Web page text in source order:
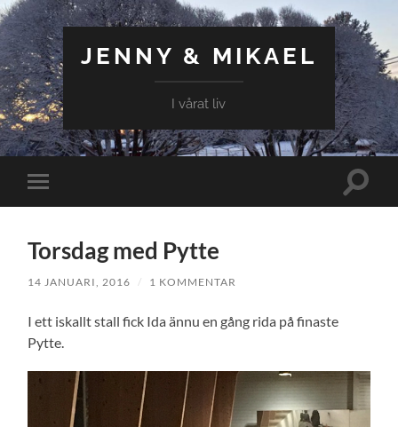
JENNY & MIKAEL
I vårat liv
Slå
på/av
Slå
Torsdag med Pytte
14 JANUARI, 2016 / 1 KOMMENTAR
I ett iskallt stall fick Ida ännu en gång rida på finaste
Pytte.